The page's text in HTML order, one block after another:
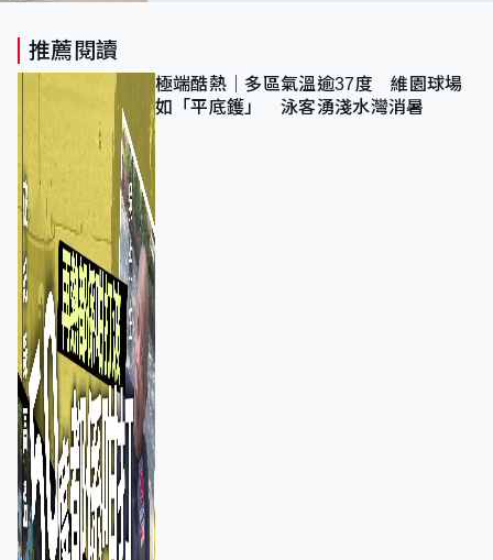
推薦閱讀
極端酷熱｜多區氣溫逾37度 維園球場
如「平底鑊」 泳客湧淺水灣消暑